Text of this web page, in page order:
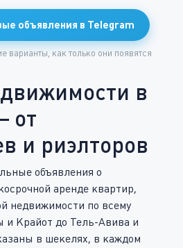
объявления в Telegram
варианты, как только они появятся
в
от
и риэлторов
объявления о
аренде квартир,
недвижимости по всему
Крайот до Тель-Авива и
в шекелях, в каждом